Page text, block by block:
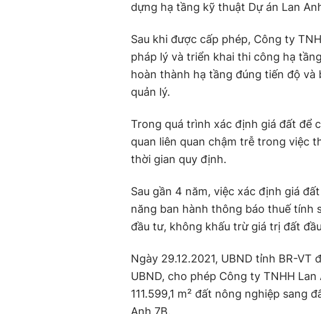
dựng hạ tầng kỹ thuật Dự án Lan
Sau khi được cấp phép, Công ty
pháp lý và triển khai thi công hạ
hoàn thành hạ tầng đúng tiến độ và
quản lý.
Trong quá trình xác định giá đất để
quan liên quan chậm trễ trong việc
thời gian quy định.
Sau gần 4 năm, việc xác định giá
năng ban hành thông báo thuế tính
đầu tư, không khấu trừ giá trị đất
Ngày 29.12.2021, UBND tỉnh BR-
UBND, cho phép Công ty TNHH
111.599,1 m² đất nông nghiệp sang
Anh 7B.